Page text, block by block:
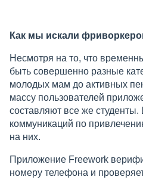
Как мы искали
Несмотря на то, что
быть совершенно разные
молодых мам до активных
массу пользователей
составляют все же
коммуникаций по
на них.
Приложение Freework
номеру телефона и